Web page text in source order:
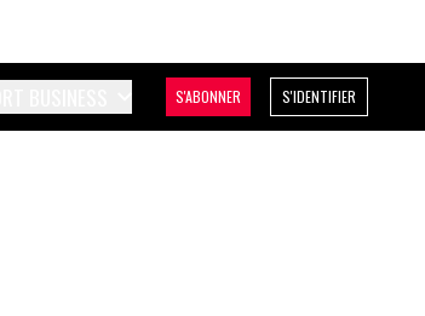
S'ABONNER S'IDENTIFIER